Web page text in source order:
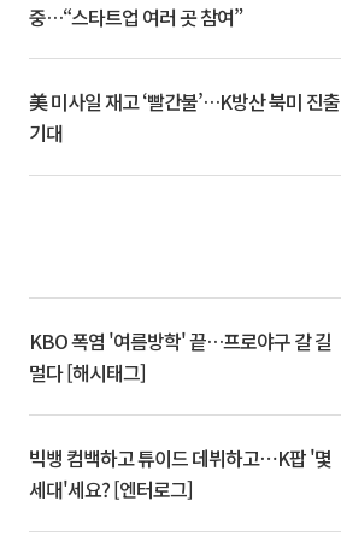
중…“스타트업 여러 곳 참여”
美 미사일 재고 ‘빨간불’…K방산 북미 진출
기대
KBO 폭염 '여름방학' 끝…프로야구 갈 길
멀다 [해시태그]
빅뱅 컴백하고 튜이드 데뷔하고⋯K팝 '몇
세대'세요? [엔터로그]